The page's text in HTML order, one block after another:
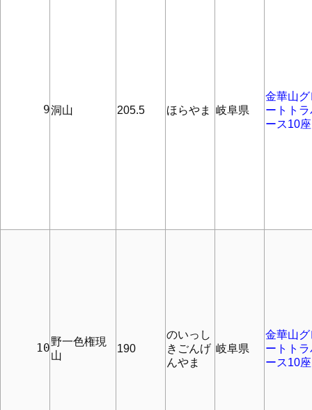
      9
洞山 205.5 ほらやま 岐阜県
金華山グ
ートトラ
ース10座
     10
野一色権現
山
190
のいっし
きごんげ
んやま
岐阜県
金華山グ
ートトラ
ース10座